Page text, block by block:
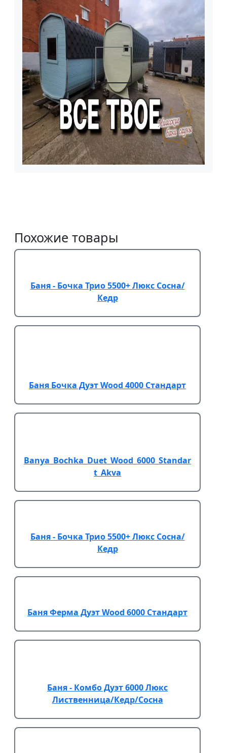
Похожие товары
Баня - Бочка Трио 5500+ Люкс Сосна/
Кедр
Баня Бочка Дуэт Wood 4000 Стандарт
Banya_Bochka_Duet_Wood_6000_Standar
t_Akva
Баня - Бочка Трио 5500+ Люкс Сосна/
Кедр
Баня Ферма Дуэт Wood 6000 Стандарт
Баня - Комбо Дуэт 6000 Люкс
Лиственница/Кедр/Сосна